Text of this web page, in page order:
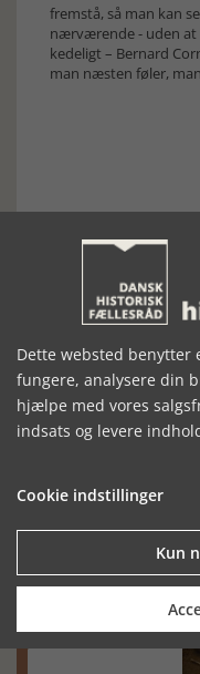
fremstå, så man kan
nærværende - uden at
kedeligt – Bernard
man næsten føler,
Forrige artikel
SE
Dette websted benytter
fungere, analysere din
hjælpe med vores
indsats og levere
Cookie indstillinger
Kun